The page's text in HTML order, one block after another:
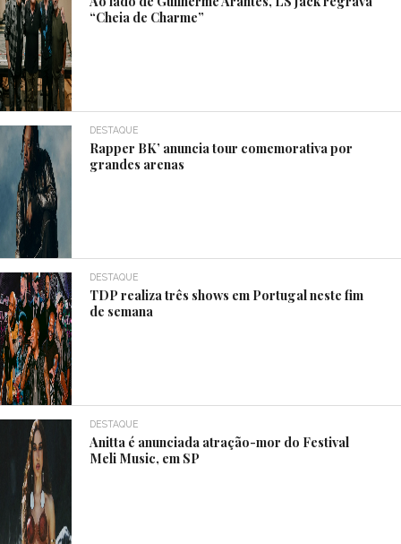
“Cheia de Charme”
DESTAQUE
Rapper BK’ anuncia tour comemorativa por
grandes arenas
DESTAQUE
TDP realiza três shows em Portugal neste fim
de semana
DESTAQUE
Anitta é anunciada atração-mor do Festival
Meli Music, em SP